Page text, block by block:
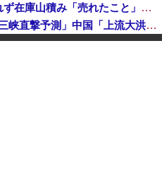
中国、止められないEV製造 売れず在庫山積み「売れたこと」にして補助金を騙し取る事案を思いつきが横行
中国「台風接近！」台風13号「三峡直撃予測」中国「上流大洪水！（三峡上流」中国都市「8/5の映像（動画」三峡ダム「緊急放流（決壊危機」中国「下流大水害（震え声」→
韓国人インフルエンサー(49)、日本で次々と車に衝突 計7台巻き込み 八王子